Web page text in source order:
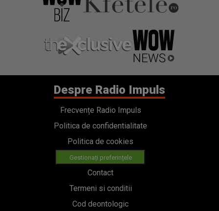
Despre Radio Impuls
Frecvențe Radio Impuls
Politica de confidentialitate
Politica de cookies
Gestionați preferințele
Contact
Termeni si conditii
Cod deontologic